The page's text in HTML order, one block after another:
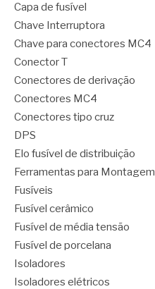
Capa de fusível
Chave Interruptora
Chave para conectores MC4
Conector T
Conectores de derivação
Conectores MC4
Conectores tipo cruz
DPS
Elo fusível de distribuição
Ferramentas para Montagem
Fusíveis
Fusível cerâmico
Fusível de média tensão
Fusível de porcelana
Isoladores
Isoladores elétricos